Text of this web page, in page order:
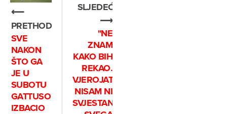
⟵
PRETHODNO
SVE
NAKON
ŠTO GA
JE U
SUBOTU
GATTUSO
IZBACIO
SLJEDEĆE
⟶
"NE
ZNAM
KAKO BIH
REKAO.
VJEROJATNO
NISAM NI
SVJESTAN